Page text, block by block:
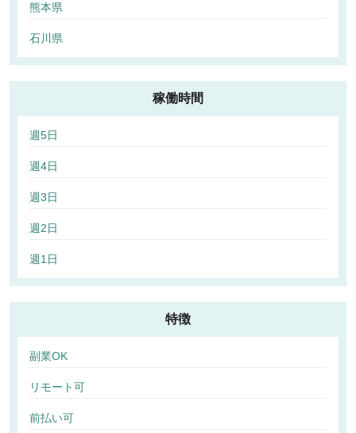
熊本県
石川県
稼働時間
週5日
週4日
週3日
週2日
週1日
特徴
副業OK
リモート可
前払い可